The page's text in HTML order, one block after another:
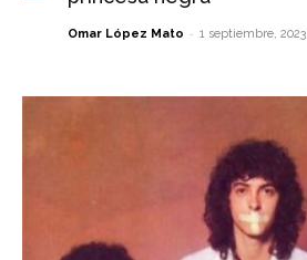
Omar López Mato - 1 septiembre, 2023